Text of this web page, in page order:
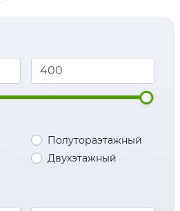
Полутораэтажный
Двухэтажный